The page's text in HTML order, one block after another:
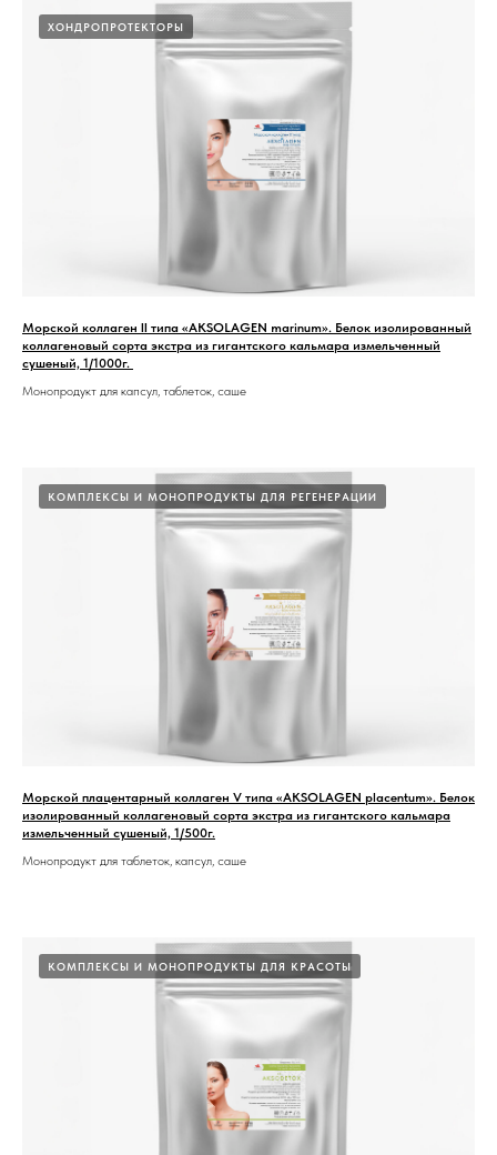
ХОНДРОПРОТЕКТОРЫ
Морской коллаген II типа «AKSOLAGEN marinum». Белок изолированный
коллагеновый сорта экстра из гигантского кальмара измельченный
сушеный, 1/1000г.
Монопродукт для капсул, таблеток, саше
КОМПЛЕКСЫ И МОНОПРОДУКТЫ ДЛЯ РЕГЕНЕРАЦИИ
Морской плацентарный коллаген V типа «AKSOLAGEN placentum». Белок
изолированный коллагеновый сорта экстра из гигантского кальмара
измельченный сушеный, 1/500г.
Монопродукт для таблеток, капсул, саше
КОМПЛЕКСЫ И МОНОПРОДУКТЫ ДЛЯ КРАСОТЫ